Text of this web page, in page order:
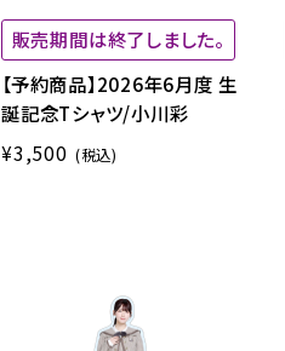
販売期間は終了しました。
【予約商品】2026年6月度 生
誕記念Tシャツ/小川彩
¥3,500 (税込)